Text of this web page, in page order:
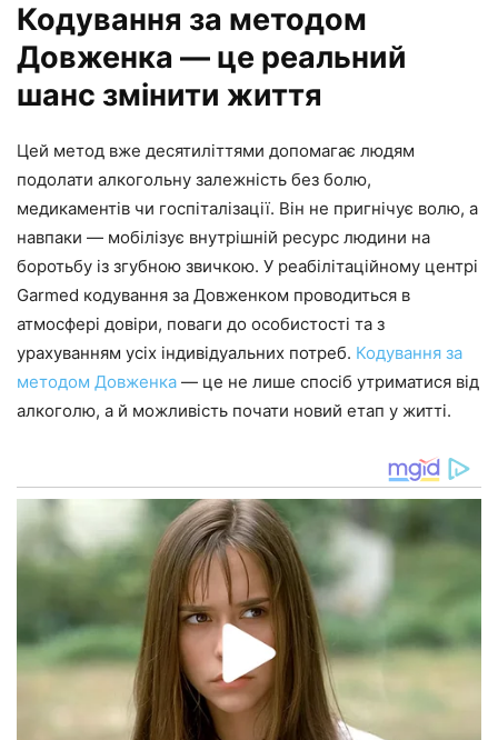
Кодування за методом
Довженка — це реальний
шанс змінити життя
Цей метод вже десятиліттями допомагає людям
подолати алкогольну залежність без болю,
медикаментів чи госпіталізації. Він не пригнічує волю, а
навпаки — мобілізує внутрішній ресурс людини на
боротьбу із згубною звичкою. У реабілітаційному центрі
Garmed кодування за Довженком проводиться в
атмосфері довіри, поваги до особистості та з
урахуванням усіх індивідуальних потреб. Кодування за
методом Довженка — це не лише спосіб утриматися від
алкоголю, а й можливість почати новий етап у житті.